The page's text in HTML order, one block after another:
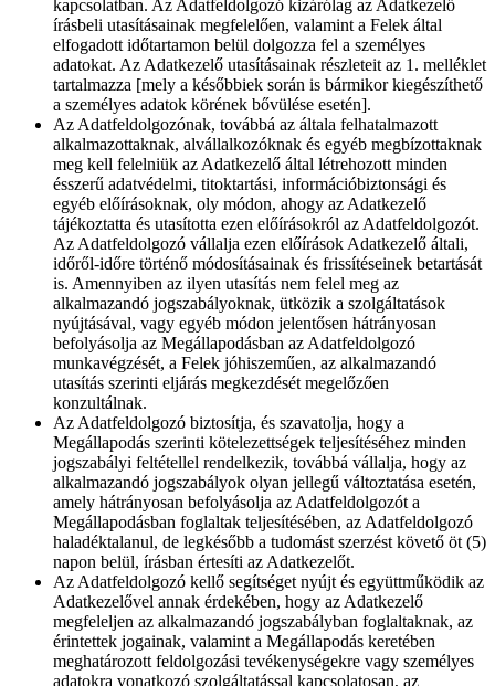
kapcsolatban. Az Adatfeldolgozó kizárólag az Adatkezelő
írásbeli utasításainak megfelelően, valamint a Felek által
elfogadott időtartamon belül dolgozza fel a személyes
adatokat. Az Adatkezelő utasításainak részleteit az 1. melléklet
tartalmazza [mely a későbbiek során is bármikor kiegészíthető
a személyes adatok körének bővülése esetén].
Az Adatfeldolgozónak, továbbá az általa felhatalmazott
alkalmazottaknak, alvállalkozóknak és egyéb megbízottaknak
meg kell felelniük az Adatkezelő által létrehozott minden
ésszerű adatvédelmi, titoktartási, információbiztonsági és
egyéb előírásoknak, oly módon, ahogy az Adatkezelő
tájékoztatta és utasította ezen előírásokról az Adatfeldolgozót.
Az Adatfeldolgozó vállalja ezen előírások Adatkezelő általi,
időről-időre történő módosításainak és frissítéseinek betartását
is. Amennyiben az ilyen utasítás nem felel meg az
alkalmazandó jogszabályoknak, ütközik a szolgáltatások
nyújtásával, vagy egyéb módon jelentősen hátrányosan
befolyásolja az Megállapodásban az Adatfeldolgozó
munkavégzését, a Felek jóhiszeműen, az alkalmazandó
utasítás szerinti eljárás megkezdését megelőzően
konzultálnak.
Az Adatfeldolgozó biztosítja, és szavatolja, hogy a
Megállapodás szerinti kötelezettségek teljesítéséhez minden
jogszabályi feltétellel rendelkezik, továbbá vállalja, hogy az
alkalmazandó jogszabályok olyan jellegű változtatása esetén,
amely hátrányosan befolyásolja az Adatfeldolgozót a
Megállapodásban foglaltak teljesítésében, az Adatfeldolgozó
haladéktalanul, de legkésőbb a tudomást szerzést követő öt (5)
napon belül, írásban értesíti az Adatkezelőt.
Az Adatfeldolgozó kellő segítséget nyújt és együttműködik az
Adatkezelővel annak érdekében, hogy az Adatkezelő
megfeleljen az alkalmazandó jogszabályban foglaltaknak, az
érintettek jogainak, valamint a Megállapodás keretében
meghatározott feldolgozási tevékenységekre vagy személyes
adatokra vonatkozó szolgáltatással kapcsolatosan, az